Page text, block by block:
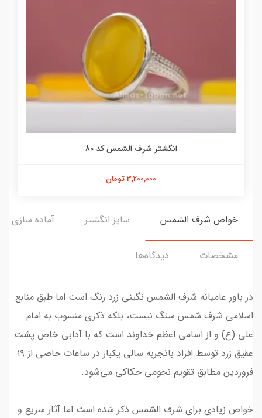
انگشتر شرف الشمس کد 80
3,200,000 تومان
خواص شرف الشمس سایز انگشتر آماده سازی و
مشخصات دیدگاه‌ها
در باور عامیانه شرف الشمس نگینی زرد رنگ است اما طبق منابع
اسلامی شرف شمس سنگ نیست، بلکه ذکری منسوب به امام
علی (ع) و از اسامی اعظم خداوند است که با آدابی خاص پشت
عقیق زرد توسط افراد باتجربه سالی یکبار در ساعات خاصی از ۱۹
فروردین مطابق تقویم‌ نجومی حکاکی می‌شود.
خواص زیادی برای شرف الشمس ذکر شده است اما آثار سریع و